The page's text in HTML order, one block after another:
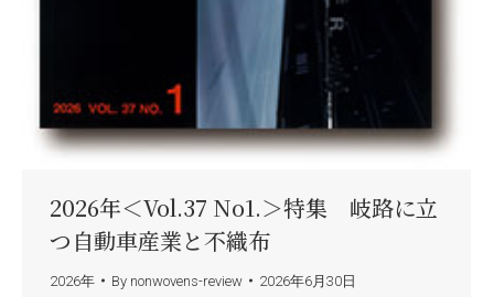
2026年＜Vol.37 No1.＞特集 岐路に立
つ自動車産業と不織布
2026年 By nonwovens-review 2026年6月30日